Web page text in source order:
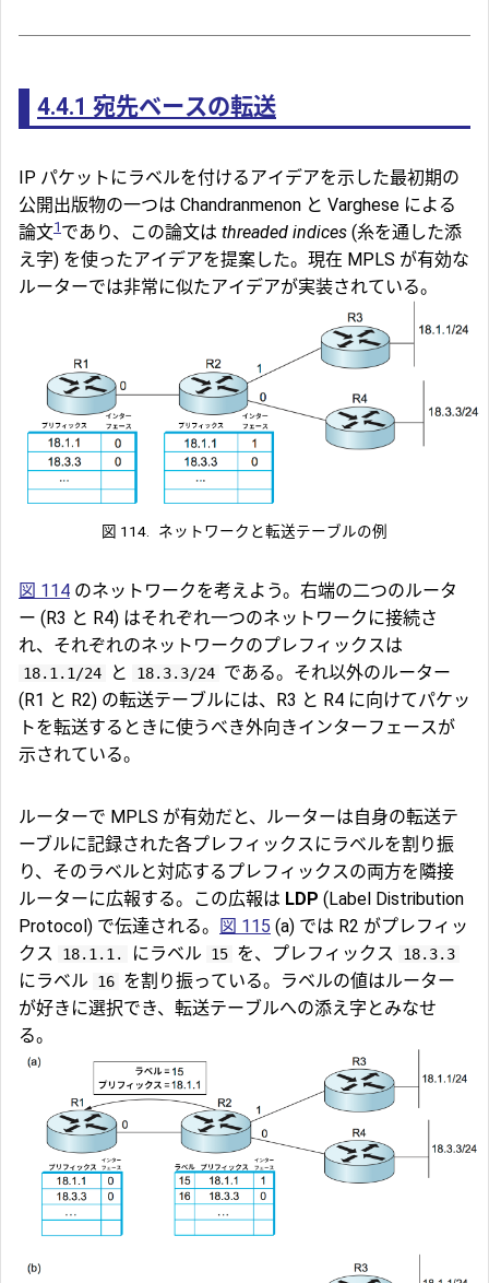
4.4.1 宛先ベースの転送
IP パケットにラベルを付けるアイデアを示した最初期の
公開出版物の一つは Chandranmenon と Varghese による
論文1 であり、この論文は threaded indices (糸を通した添
え字) を使ったアイデアを提案した。現在 MPLS が有効な
ルーターでは非常に似たアイデアが実装されている。
図 114. ネットワークと転送テーブルの例
図 114 のネットワークを考えよう。右端の二つのルータ
ー (R3 と R4) はそれぞれ一つのネットワークに接続さ
れ、それぞれのネットワークのプレフィックスは
18.1.1/24 と 18.3.3/24 である。それ以外のルーター
(R1 と R2) の転送テーブルには、R3 と R4 に向けてパケッ
トを転送するときに使うべき外向きインターフェースが
示されている。
ルーターで MPLS が有効だと、ルーターは自身の転送テ
ーブルに記録された各プレフィックスにラベルを割り振
り、そのラベルと対応するプレフィックスの両方を隣接
ルーターに広報する。この広報は LDP (Label Distribution
Protocol) で伝達される。
図 115 (a) では R2 がプレフィッ
クス
18.1.1. にラベル 15 を、プレフィックス 18.3.3
にラベル 16 を割り振っている。ラベルの値はルーター
が好きに選択でき、転送テーブルへの添え字とみなせ
る。